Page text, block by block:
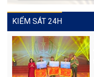
KIỂM SÁT 24H